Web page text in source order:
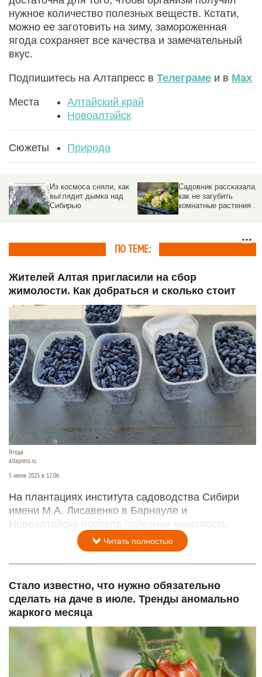
нужное количество полезных веществ. Кстати,
можно ее заготовить на зиму, замороженная
ягода сохраняет все качества и замечательный
вкус.
Подпишитесь на Алтапресс в Телеграме и в Max
Места
Алтайский край
Новоалтайск
Сюжеты Природа
Из космоса сняли, как
выглядит дымка над
Сибирью
Садовник рассказала,
как не загубить
комнатные растения во
ПО ТЕМЕ:
Жителей Алтая пригласили на сбор
жимолости. Как добраться и сколько стоит
Ягода.
altapress.ru
5 июня 2025 в 12:06
На плантациях института садоводства Сибири
имени М.А. Лисавенко в Барнауле и
Новоалтайске поспела полезная жимолость.
Читать полностью
Стало известно, что нужно обязательно
сделать на даче в июле. Тренды аномально
жаркого месяца